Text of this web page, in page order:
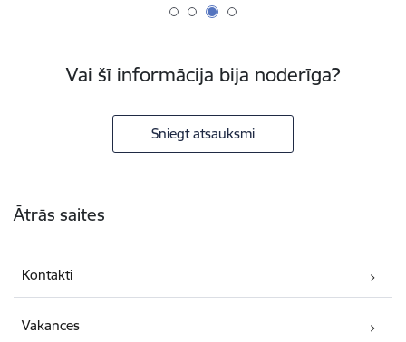
Vai šī informācija bija noderīga?
Sniegt atsauksmi
Ātrās saites
Kontakti
Vakances